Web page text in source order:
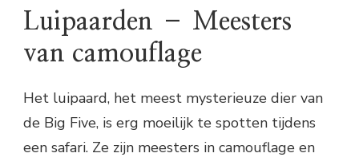
Luipaarden – Meesters
van camouflage
Het luipaard, het meest mysterieuze dier van
de Big Five, is erg moeilijk te spotten tijdens
een safari. Ze zijn meesters in camouflage en